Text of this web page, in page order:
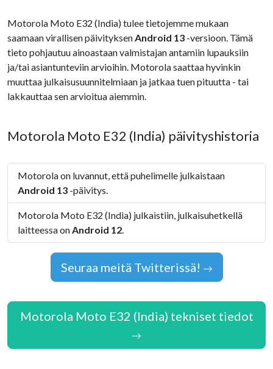
Motorola Moto E32 (India) tulee tietojemme mukaan
saamaan virallisen päivityksenAndroid 13 -versioon. Tämä
tieto pohjautuu ainoastaan valmistajan antamiin lupauksiin
ja/tai asiantunteviin arvioihin. Motorola saattaa hyvinkin
muuttaa julkaisusuunnitelmiaan ja jatkaa tuen pituutta - tai
lakkauttaa sen arvioitua aiemmin.
Motorola Moto E32 (India) päivityshistoria
Motorola on luvannut, että puhelimelle julkaistaan
Android 13 -päivitys.
Motorola Moto E32 (India) julkaistiin, julkaisuhetkellä
laitteessa onAndroid 12.
Seuraa meitä Twitterissä!
Motorola Moto E32 (India) tekniset tiedot